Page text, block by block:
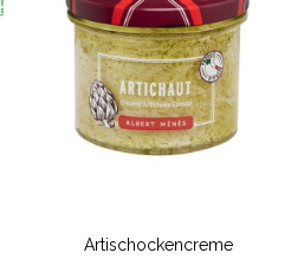
Artischockencreme